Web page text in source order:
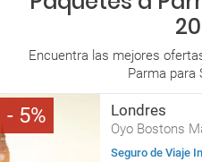
Encuentra las mejores
Parma para
5 Londres
Oyo Bostons
Seguro de Viaje